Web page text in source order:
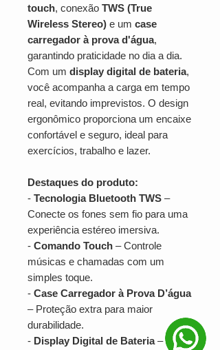
touch, conexão TWS (True
Wireless Stereo) e um case
carregador à prova d'água,
garantindo praticidade no dia a dia.
Com um display digital de bateria,
você acompanha a carga em tempo
real, evitando imprevistos. O design
ergonômico proporciona um encaixe
confortável e seguro, ideal para
exercícios, trabalho e lazer.
Destaques do produto:
- Tecnologia Bluetooth TWS –
Conecte os fones sem fio para uma
experiência estéreo imersiva.
- Comando Touch – Controle
músicas e chamadas com um
simples toque.
- Case Carregador à Prova D’água
– Proteção extra para maior
durabilidade.
- Display Digital de Bateria–